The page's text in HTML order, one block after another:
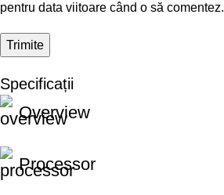
pentru data viitoare când o să comentez.
Specificații
Overview
Processor